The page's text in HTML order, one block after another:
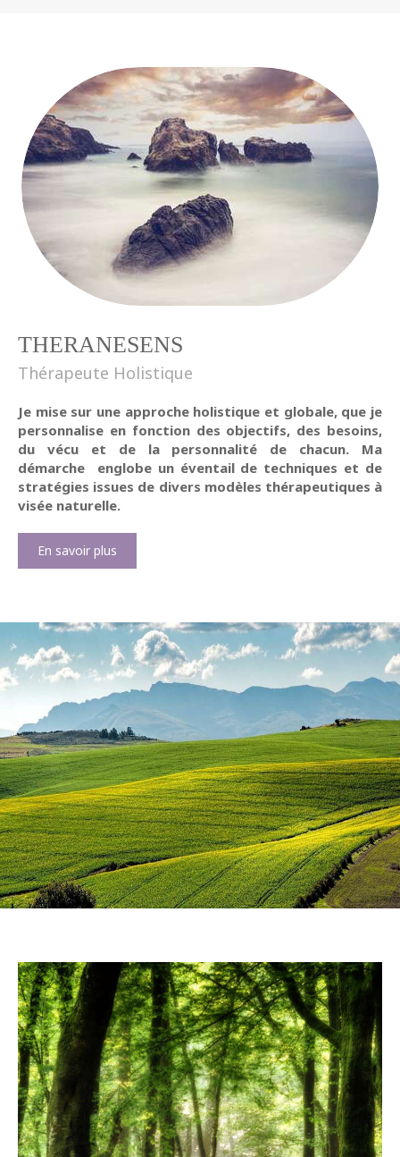
THERANESENS
Thérapeute Holistique
Je mise sur une approche holistique et globale, que je
personnalise en fonction des objectifs, des besoins,
du vécu et de la personnalité de chacun. Ma
démarche englobe un éventail de techniques et de
stratégies issues de divers modèles thérapeutiques à
visée naturelle.
En savoir plus